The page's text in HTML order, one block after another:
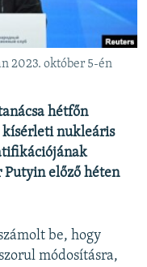
2023. október 5-én
hétfőn
kísérleti nukleáris
előző héten
be, hogy
módosításra,